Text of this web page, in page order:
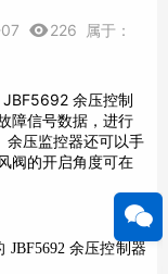
226
属于：
余压控制
障信号数据，进行
余压监控器还可以手
阀的开启角度可在
JBF5692 余压控制器